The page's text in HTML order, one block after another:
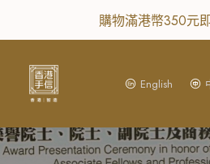
Skip
content
購物滿港幣350元
English